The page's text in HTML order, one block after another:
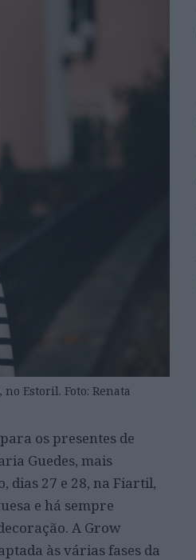
Estoril. Foto: Renata
os presentes de
Guedes, mais
dias 27 e 28, na Fiartil,
e há sempre
A Grow
às várias fases da